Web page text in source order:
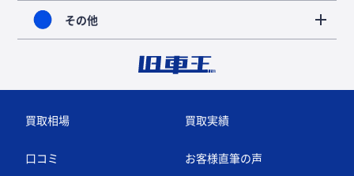
その他
買取相場 買取実績
口コミ お客様直筆の声